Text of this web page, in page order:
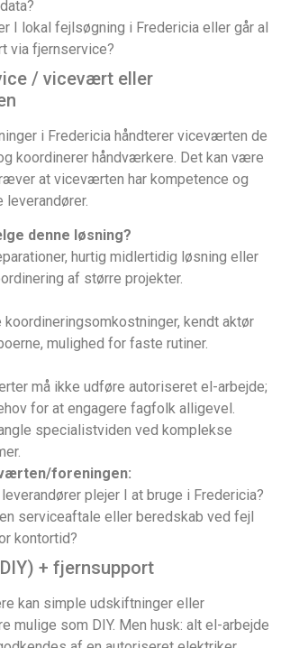
I lokal fejlsøgning i Fredericia eller går al
via fjernservice?
/ vicevært eller
i Fredericia håndterer viceværten de
koordinerer håndværkere. Det kan være
at viceværten har kompetence og
leverandører.
denne løsning?
hurtig midlertidig løsning eller
af større projekter.
koordineringsomkostninger, kendt aktør
mulighed for faste rutiner.
må ikke udføre autoriseret el-arbejde;
for at engagere fagfolk alligevel.
specialistviden ved komplekse
foreningen:
plejer I at bruge i Fredericia?
serviceaftale eller beredskab ved fejl
kontortid?
+ fjernsupport
kan simple udskiftninger eller
mulige som DIY. Men husk: alt el-arbejde